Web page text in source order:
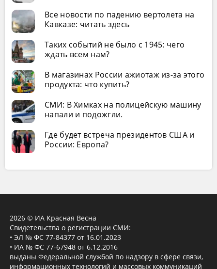
Все новости по падению вертолета на
Кавказе: читать здесь
Таких событий не было с 1945: чего
ждать всем нам?
В магазинах России ажиотаж из-за этого
продукта: что купить?
СМИ: В Химках на полицейскую машину
напали и подожгли.
Где будет встреча президентов США и
России: Европа?
2026 © ИА Красная Весна
Свидетельства о регистрации СМИ:
• ЭЛ № ФС 77-84377 от 16.01.2023
• ИА № ФС 77-67948 от 6.12.2016
выданы Федеральной службой по надзору в сфере связи,
информационных технологий и массовых коммуникаций